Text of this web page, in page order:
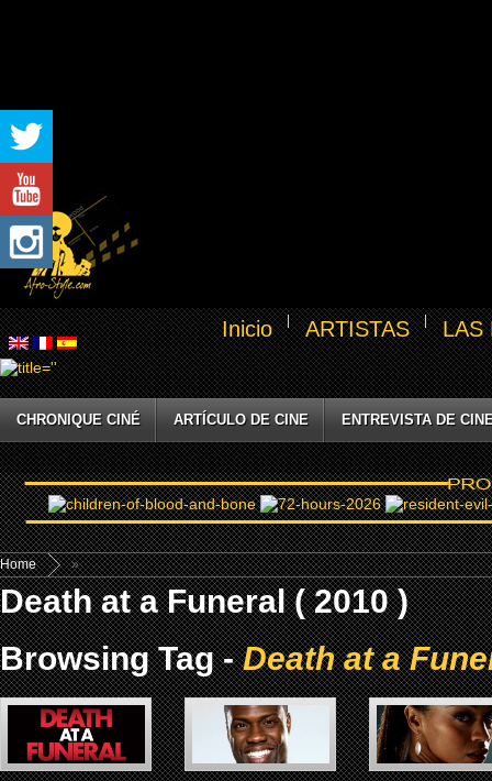
Inicio ARTISTAS LAS
CHRONIQUE CINÉ ARTÍCULO DE CINE ENTREVISTA DE
Home »
Death at a Funeral ( 2010 )
Browsing Tag -Death at a